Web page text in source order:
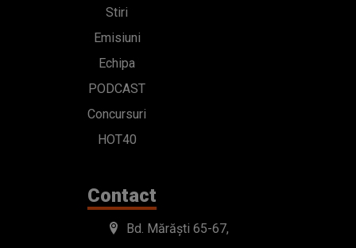
Stiri
Emisiuni
Echipa
PODCAST
Concursuri
HOT40
Contact
Bd. Mărăști 65-67,